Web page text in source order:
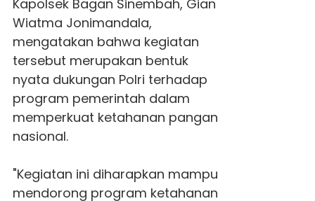
Kapolsek Bagan Sinembah, Gian
Wiatma Jonimandala,
mengatakan bahwa kegiatan
tersebut merupakan bentuk
nyata dukungan Polri terhadap
program pemerintah dalam
memperkuat ketahanan pangan
nasional.
"Kegiatan ini diharapkan mampu
mendorong program ketahanan